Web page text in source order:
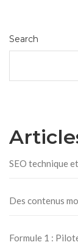
Search
SEO technique
Des contenus
Formule 1 :